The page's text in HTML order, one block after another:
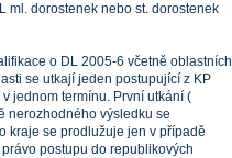
ml. dorostenek nebo st. dorostenek
o DL 2005-6 včetně oblastních
se utkají jeden postupující z KP
jednom termínu. První utkání (
nerozhodného výsledku se
kraje se prodlužuje jen v případě
postupu do republikových